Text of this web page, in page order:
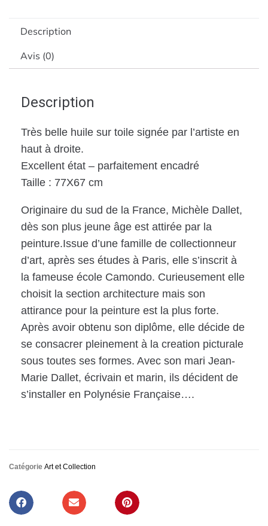
Description
Avis (0)
Description
Très belle huile sur toile signée par l’artiste en
haut à droite.
Excellent état – parfaitement encadré
Taille : 77X67 cm
Originaire du sud de la France, Michèle Dallet,
dès son plus jeune âge est attirée par la
peinture.Issue d’une famille de collectionneur
d’art, après ses études à Paris, elle s’inscrit à
la fameuse école Camondo. Curieusement elle
choisit la section architecture mais son
attirance pour la peinture est la plus forte.
Après avoir obtenu son diplôme, elle décide de
se consacrer pleinement à la creation picturale
sous toutes ses formes. Avec son mari Jean-
Marie Dallet, écrivain et marin, ils décident de
s’installer en Polynésie Française….
Catégorie Art et Collection